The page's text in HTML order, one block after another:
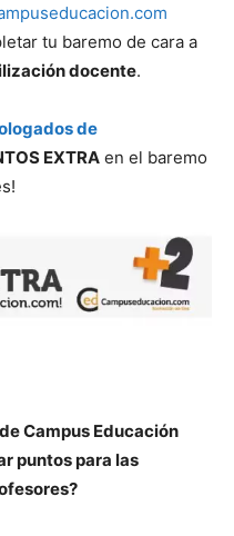
tu baremo de cara a
docente.
de
EXTRA en el baremo
Campus Educación
puntos para las